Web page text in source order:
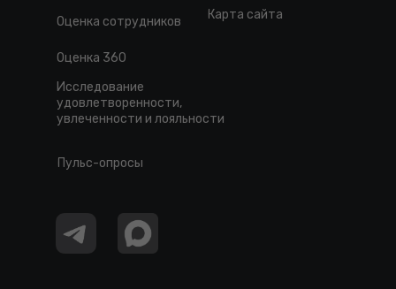
Карта сайта
Оценка сотрудников
Оценка 360
Исследование
удовлетворенности,
увлеченности и лояльности
Пульс-опросы